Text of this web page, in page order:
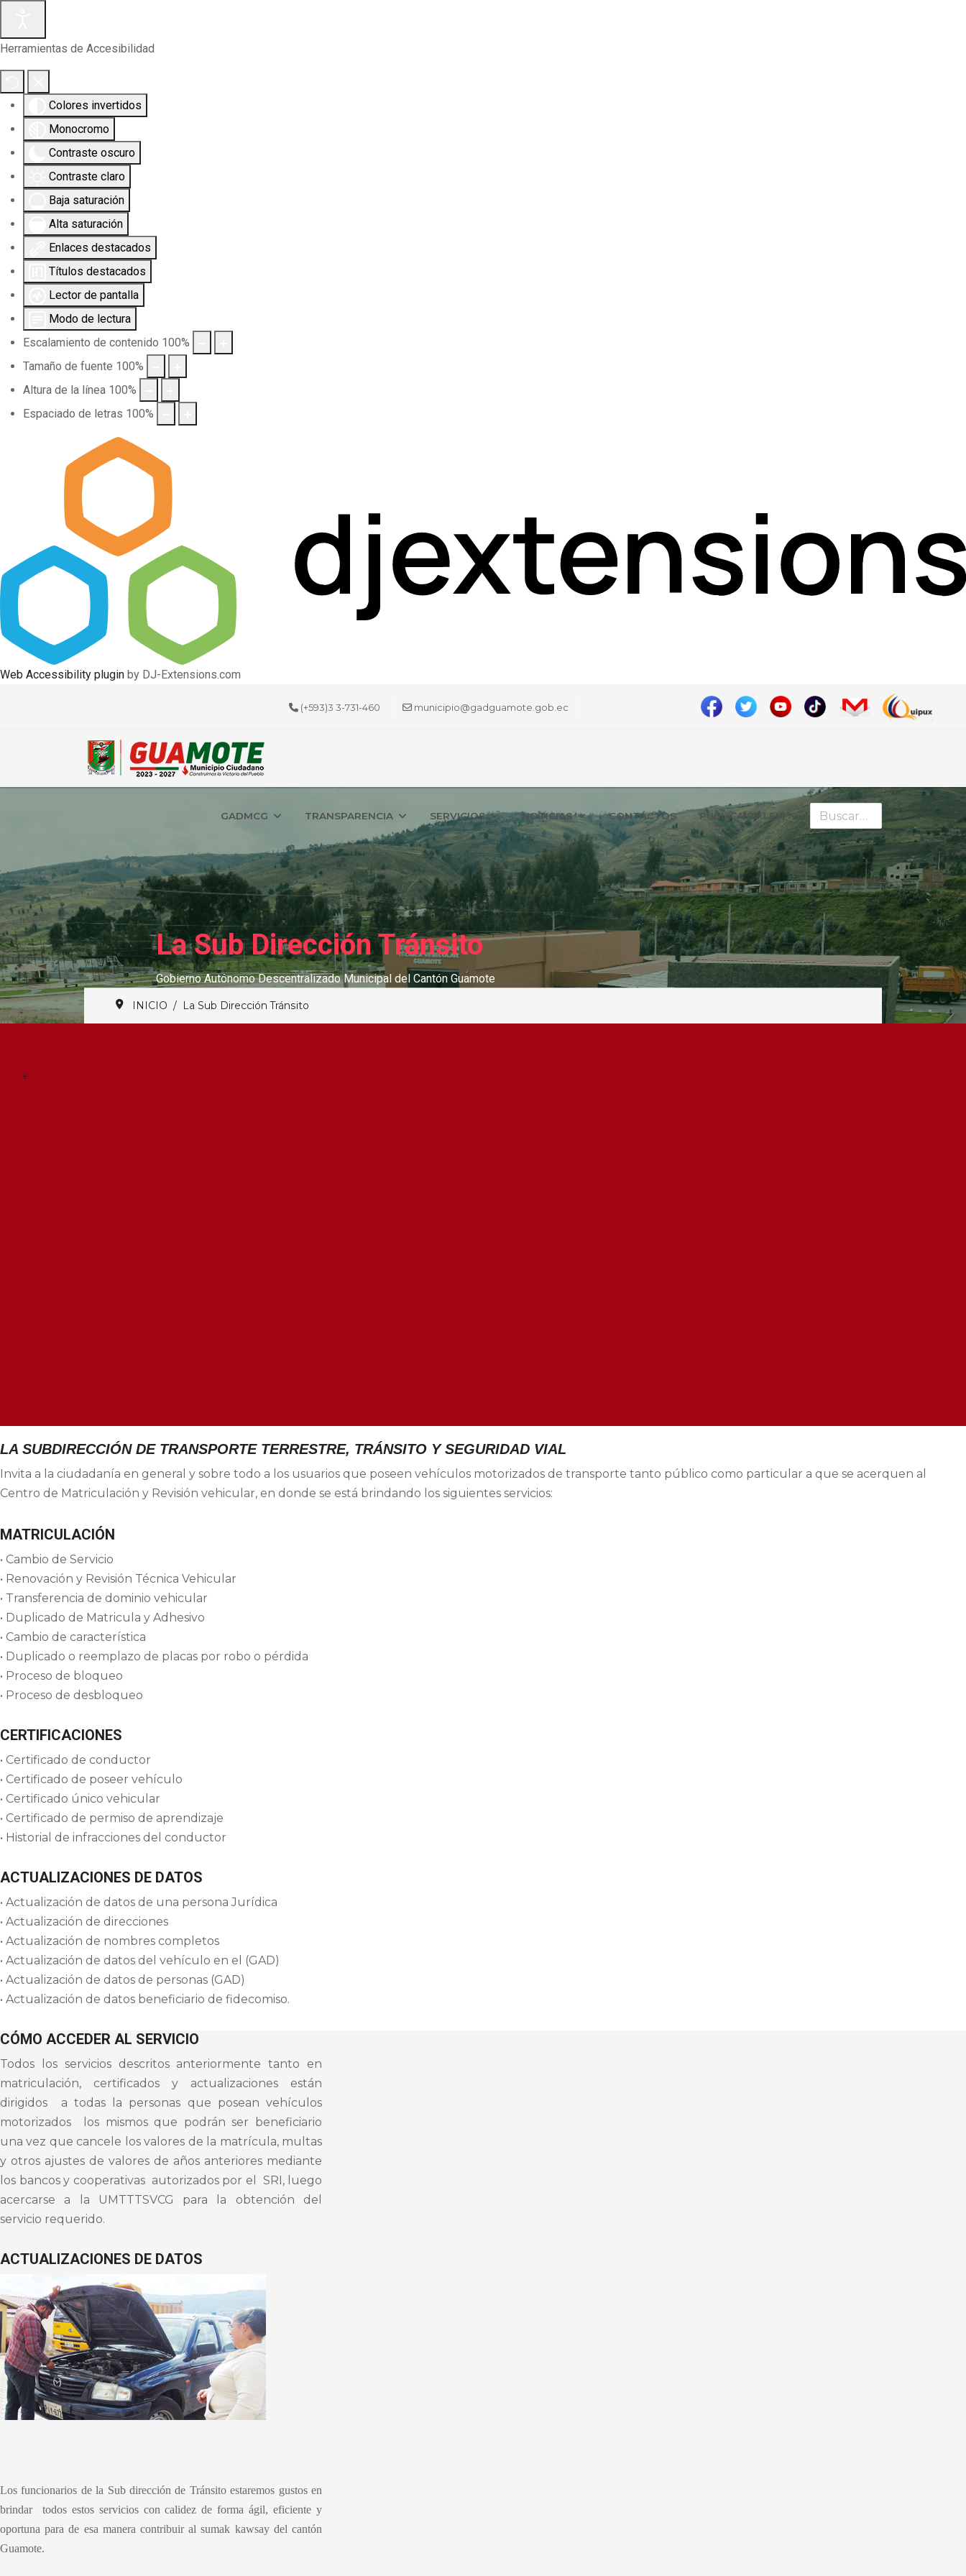
Herramientas de Accesibilidad
Colores invertidos
Monocromo
Contraste oscuro
Contraste claro
Baja saturación
Alta saturación
Enlaces destacados
Títulos destacados
Lector de pantalla
Modo de lectura
Escalamiento de contenido 100%
Tamaño de fuente 100%
Altura de la línea 100%
Espaciado de letras 100%
Web Accessibility plugin by DJ-Extensions.com
(+593)3 3-731-460 municipio@gadguamote.gob.ec
GADMCG TRANSPARENCIA SERVICIOS NOTICIAS CONTÁCTOS PUBLICA 90.1 FM Buscar
La Sub Dirección Tránsito
Gobierno Autónomo Descentralizado Municipal del Cantón Guamote
INICIO La Sub Dirección Tránsito
+
LA SUBDIRECCIÓN DE TRANSPORTE TERRESTRE, TRÁNSITO Y SEGURIDAD VIAL
Invita a la ciudadanía en general y sobre todo a los usuarios que poseen vehículos motorizados de transporte tanto público como particular a que se acerquen al
Centro de Matriculación y Revisión vehicular, en donde se está brindando los siguientes servicios:
MATRICULACIÓN
• Cambio de Servicio
• Renovación y Revisión Técnica Vehicular
• Transferencia de dominio vehicular
• Duplicado de Matricula y Adhesivo
• Cambio de característica
• Duplicado o reemplazo de placas por robo o pérdida
• Proceso de bloqueo
• Proceso de desbloqueo
CERTIFICACIONES
• Certificado de conductor
• Certificado de poseer vehículo
• Certificado único vehicular
• Certificado de permiso de aprendizaje
• Historial de infracciones del conductor
ACTUALIZACIONES DE DATOS
• Actualización de datos de una persona Jurídica
• Actualización de direcciones
• Actualización de nombres completos
• Actualización de datos del vehículo en el (GAD)
• Actualización de datos de personas (GAD)
• Actualización de datos beneficiario de fidecomiso.
CÓMO ACCEDER AL SERVICIO
Todos los servicios descritos anteriormente tanto en
matriculación, certificados y actualizaciones están
dirigidos a todas la personas que posean vehículos
motorizados los mismos que podrán ser beneficiario
una vez que cancele los valores de la matrícula, multas
y otros ajustes de valores de años anteriores mediante
los bancos y cooperativas autorizados por el SRI, luego
acercarse a la UMTTTSVCG para la obtención del
servicio requerido.
ACTUALIZACIONES DE DATOS
Los funcionarios de la Sub dirección de Tránsito estaremos gustos en
brindar todos estos servicios con calidez de forma ágil, eficiente y
oportuna para de esa manera contribuir al sumak kawsay del cantón
Guamote.